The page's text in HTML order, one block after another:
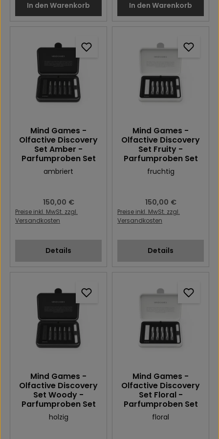
In den Warenkorb In den Warenkorb
Mind Games -
Olfactive Discovery
Set Amber -
Parfumproben Set
ambriert
Regulärer Preis:
150,00 €
Preise inkl. MwSt. zzgl.
Versandkosten
Details
Mind Games -
Olfactive Discovery
Set Fruity -
Parfumproben Set
fruchtig
Regulärer Preis:
150,00 €
Preise inkl. MwSt. zzgl.
Versandkosten
Details
Mind Games -
Olfactive Discovery
Set Woody -
Parfumproben Set
holzig
Mind Games -
Olfactive Discovery
Set Floral -
Parfumproben Set
floral